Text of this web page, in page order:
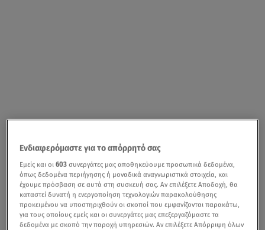
Ενδιαφερόμαστε για το απόρρητό σας
Εμείς και οι603 συνεργάτες μας αποθηκεύουμε προσωπικά δεδομένα,
όπως δεδομένα περιήγησης ή μοναδικά αναγνωριστικά στοιχεία, και
έχουμε πρόσβαση σε αυτά στη συσκευή σας. Αν επιλέξετε Αποδοχή, θα
καταστεί δυνατή η ενεργοποίηση τεχνολογιών παρακολούθησης
προκειμένου να υποστηριχθούν οι σκοποί που εμφανίζονται παρακάτω,
για τους οποίους εμείς και οι συνεργάτες μας επεξεργαζόμαστε τα
δεδομένα με σκοπό την παροχή υπηρεσιών. Αν επιλέξετε Απόρριψη όλων